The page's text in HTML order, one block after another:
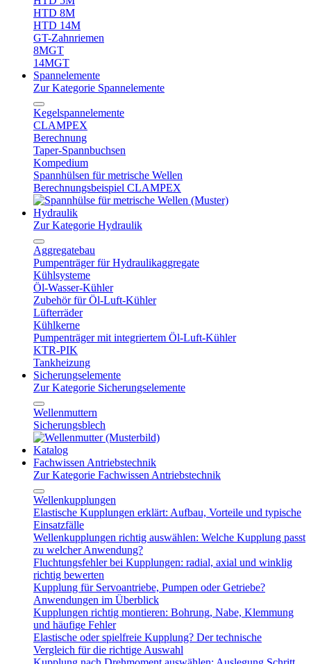
HTD 8M
HTD 14M
GT-Zahnriemen
8MGT
14MGT
Spannelemente
Zur Kategorie Spannelemente
Kegelspannelemente
CLAMPEX
Berechnung
Taper-Spannbuchsen
Kompedium
Spannhülsen für metrische Wellen
Berechnungsbeispiel CLAMPEX
Hydraulik
Zur Kategorie Hydraulik
Aggregatebau
Pumpenträger für Hydraulikaggregate
Kühlsysteme
Öl-Wasser-Kühler
Zubehör für Öl-Luft-Kühler
Lüfterräder
Kühlkerne
Pumpenträger mit integriertem Öl-Luft-Kühler
KTR-PIK
Tankheizung
Sicherungselemente
Zur Kategorie Sicherungselemente
Wellenmuttern
Sicherungsblech
Katalog
Fachwissen Antriebstechnik
Zur Kategorie Fachwissen Antriebstechnik
Wellenkupplungen
Elastische Kupplungen erklärt: Aufbau, Vorteile und typische
Einsatzfälle
Wellenkupplungen richtig auswählen: Welche Kupplung passt
zu welcher Anwendung?
Fluchtungsfehler bei Kupplungen: radial, axial und winklig
richtig bewerten
Kupplung für Servoantriebe, Pumpen oder Getriebe?
Anwendungen im Überblick
Kupplungen richtig montieren: Bohrung, Nabe, Klemmung
und häufige Fehler
Elastische oder spielfreie Kupplung? Der technische
Vergleich für die richtige Auswahl